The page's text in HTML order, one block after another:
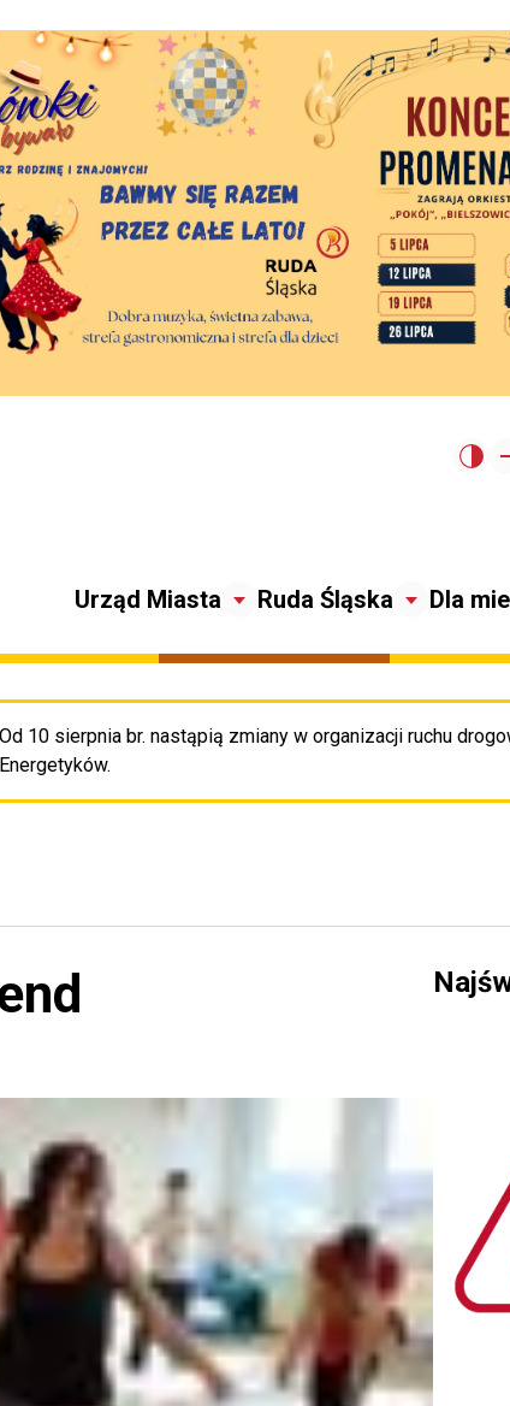
Urząd Miasta Ruda Śląska Dla
Od 10 sierpnia br. nastąpią zmiany w organizacji ruchu
Energetyków.